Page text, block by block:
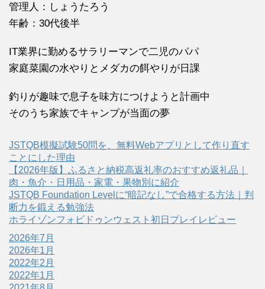
管理人：しょうたろう
年齢：30代後半
IT業界に勤めるサラリーマンで二児のパパ
家庭菜園の水やりとメダカの餌やりが日課
釣りが趣味で息子を味方につけようと計画中
そのうち家族でキャンプが当面の夢
JSTQB模擬試験50問を、無料Webアプリとして作り直す
ことにした理由
【2026年版】ふるさと納税高返礼率のおすすめ返礼品｜
肉・魚介・日用品・家電・果物別に紹介
JSTQB Foundation Levelに“暗記なし”で合格する方法｜判
断力を鍛える勉強法
ホライゾンフォビドゥンウェスト初日プレイレビュー
2026年7月
2026年1月
2022年2月
2022年1月